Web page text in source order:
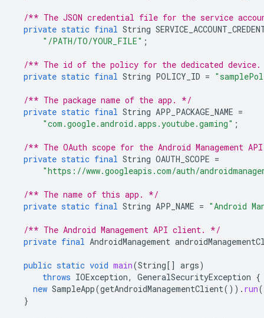
/** The JSON credential file for the service
private static final String
"/PATH/TO/YOUR_FILE" ;
/** The id of the policy for the dedicated
private static final String POLICY_ID =
/** The package name of the app. */
private static final String APP_PACKAGE_NAME =
"com.google.android.apps.youtube.gaming" ;
/** The OAuth scope for the Android Management
private static final String OAUTH_SCOPE =
"https://www.googleapis.com/auth/
/** The name of this app. */
private static final String APP_NAME = "Android
/** The Android Management API client. */
private final AndroidManagement
public static void main(String[] args)
throws IOException, GeneralSecurityException {
new SampleApp(getAndroidManagementClient()). run
}